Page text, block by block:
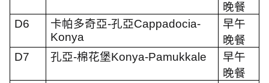
晚餐
D6
卡帕多奇亞-孔亞Cappadocia-
Konya
早午
晚餐
D7
孔亞-棉花堡Konya-Pamukkale
早午
晚餐